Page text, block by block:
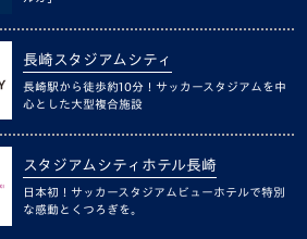
長崎スタジアムシティ
長崎駅から徒歩約10分！サッカースタジアムを中
心とした大型複合施設
スタジアムシティホテル長崎
日本初！サッカースタジアムビューホテルで特別
な感動とくつろぎを。